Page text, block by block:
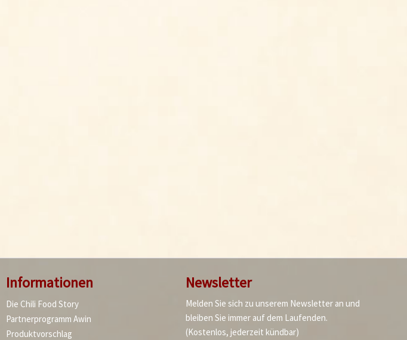
Informationen
Die Chili Food Story
Partnerprogramm Awin
Produktvorschlag
Newsletter
Melden Sie sich zu unserem Newsletter an und
bleiben Sie immer auf dem Laufenden.
(Kostenlos, jederzeit kündbar)